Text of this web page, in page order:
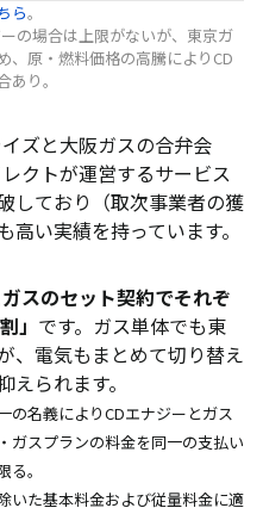
ら。
の場合は上限がないが、東京ガ
、原・燃料価格の高騰によりCD
り。
ズと大阪ガスの合弁会
クトが運営するサービス
しており（取次事業者の獲
い実績を持っています。
スのセット契約でそれぞ
」 です。ガス単体でも東
、電気もまとめて切り替え
られます。
名義によりCDエナジーとガス
ガスプランの料金を同一の支払い
。
いた基本料金および従量料金に適